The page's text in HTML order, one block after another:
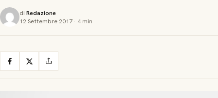
di Redazione
12 Settembre 2017 · 4 min